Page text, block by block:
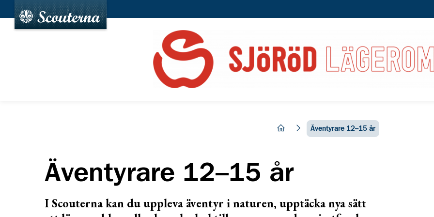
hem Äventyrare 12–15 år
Äventyrare 12–15 år
I Scouterna kan du uppleva äventyr i naturen, upptäcka nya sätt